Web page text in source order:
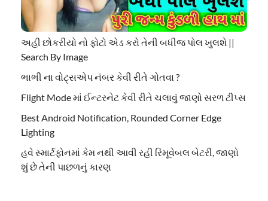
અહી છોકરીયો નો ફોટો એડ કરો તેની બધીજ પોલ ખુલશે ||
Search By Image
ભાભી ના વોટ્સએપ નંબર કેવી રીતે ગોતવા ?
Flight Mode માં ઈન્ટરનેટ કેવી રીતે ચલાવું જાણો સરળ ટીપ્સ
Best Android Notification, Rounded Corner Edge
Lighting
હવે સ્માર્ટફોનમાં કેમ નથી આવી રહી રિમૂવેબલ બેટરી, જાણો
શું છે તેની પાછળનું કારણ